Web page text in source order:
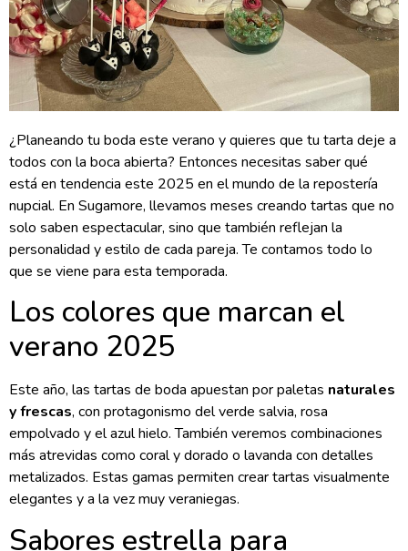
¿Planeando tu boda este verano y quieres que tu tarta deje a
todos con la boca abierta? Entonces necesitas saber qué
está en tendencia este 2025 en el mundo de la repostería
nupcial. En Sugamore, llevamos meses creando tartas que no
solo saben espectacular, sino que también reflejan la
personalidad y estilo de cada pareja. Te contamos todo lo
que se viene para esta temporada.
Los colores que marcan el
verano 2025
Este año, las tartas de boda apuestan por paletas naturales
y frescas, con protagonismo del verde salvia, rosa
empolvado y el azul hielo. También veremos combinaciones
más atrevidas como coral y dorado o lavanda con detalles
metalizados. Estas gamas permiten crear tartas visualmente
elegantes y a la vez muy veraniegas.
Sabores estrella para